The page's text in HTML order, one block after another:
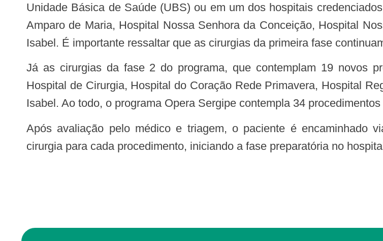
Unidade Básica de Saúde (UBS) ou em um dos hospitais
Amparo de Maria, Hospital Nossa Senhora da Conceição, Hospital
Isabel. É importante ressaltar que as cirurgias da primeira fase
Já as cirurgias da fase 2 do programa, que contemplam 19 novos procedimentos de alta complexidade, são realizadas no
Hospital de Cirurgia, Hospital do Coração Rede Primavera, Hospital
Isabel. Ao todo, o programa Opera Sergipe contempla 34
Após avaliação pelo médico e triagem, o paciente é encaminhado via regulação ao serviço ambulatorial especializado em
cirurgia para cada procedimento, iniciando a fase preparatória no